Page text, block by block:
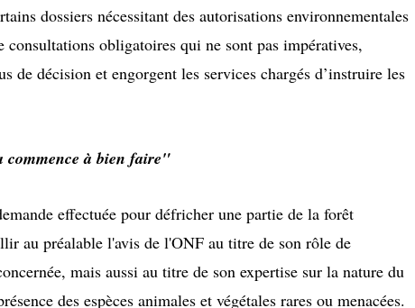
dossiers nécessitant des autorisations environnementales
consultations obligatoires qui ne sont pas impératives,
de décision et engorgent les services chargés d’instruire les
à bien faire"
effectuée pour défricher une partie de la forêt
au préalable l'avis de l'ONF au titre de son rôle de
mais aussi au titre de son expertise sur la nature du
des espèces animales et végétales rares ou menacées.